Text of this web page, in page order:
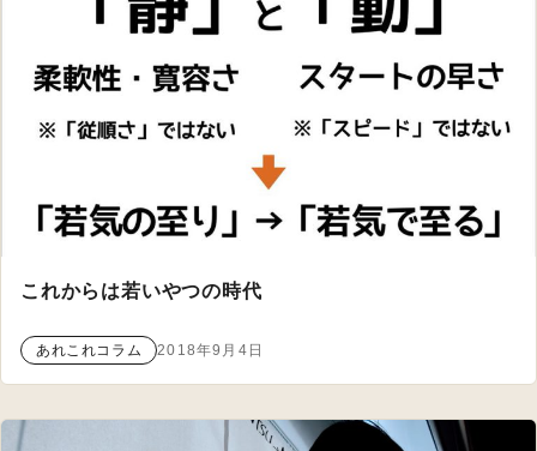
これからは若いやつの時代
あれこれコラム 2018年9月4日